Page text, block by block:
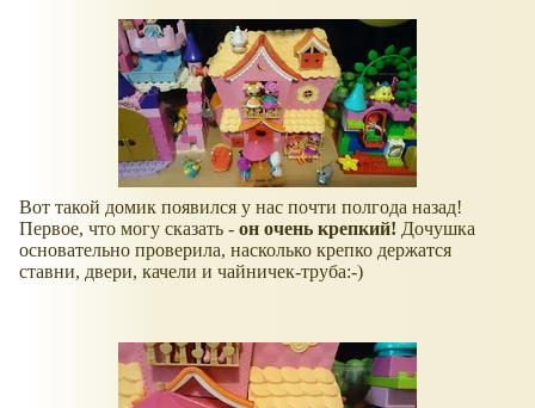
Вот такой домик появился у нас почти полгода назад!
Первое, что могу сказать - он очень крепкий! Дочушка
основательно проверила, насколько крепко держатся
ставни, двери, качели и чайничек-труба:-)